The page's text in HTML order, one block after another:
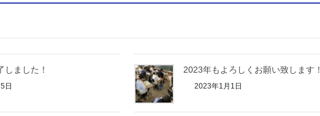
しました！
日
2023年もよろしくお願い致します！
2023年1月1日